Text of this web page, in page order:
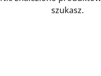
szukasz.